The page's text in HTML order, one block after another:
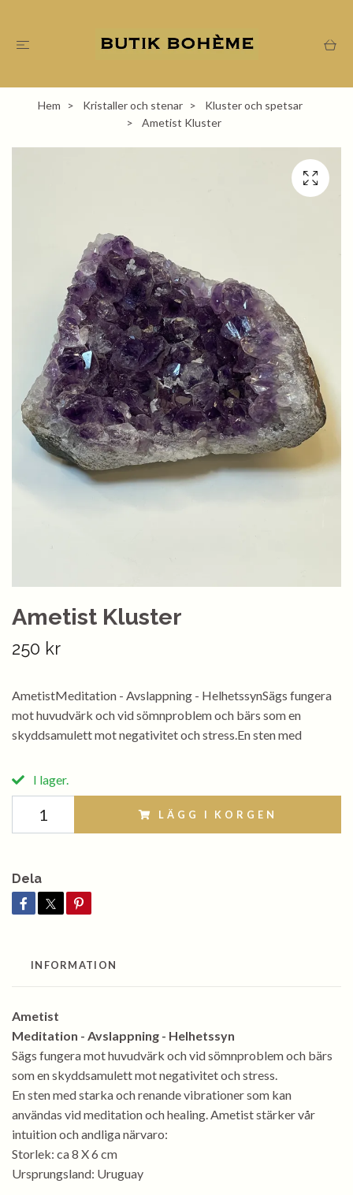
Hem Kristaller och stenar
Kluster och spetsar
Ametist Kluster
Ametist Kluster
250 kr
AmetistMeditation - Avslappning - HelhetssynSägs fungera
mot huvudvärk och vid sömnproblem och bärs som en
skyddsamulett mot negativitet och stress.En sten med
I lager.
LÄGG I KORGEN
Dela
INFORMATION
Ametist
Meditation - Avslappning - Helhetssyn
Sägs fungera mot huvudvärk och vid sömnproblem och bärs
som en skyddsamulett mot negativitet och stress.
En sten med starka och renande vibrationer som kan
användas vid meditation och healing. Ametist stärker vår
intuition och andliga närvaro:
Storlek: ca 8 X 6 cm
Ursprungsland: Uruguay